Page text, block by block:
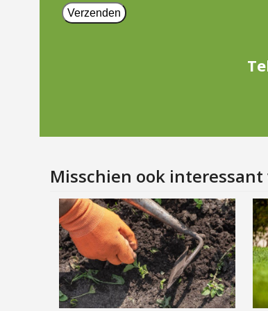
Misschien ook interessant